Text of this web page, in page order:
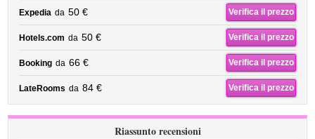
Expedia da 50 € Verifica il prezzo
Hotels.com da 50 € Verifica il prezzo
Booking da 66 € Verifica il prezzo
LateRooms da 84 € Verifica il prezzo
Riassunto recensioni